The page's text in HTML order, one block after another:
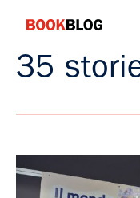
contenuto
Bookblog
35